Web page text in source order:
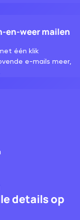
en-weer mailen
één klik
e-mails meer,
details op